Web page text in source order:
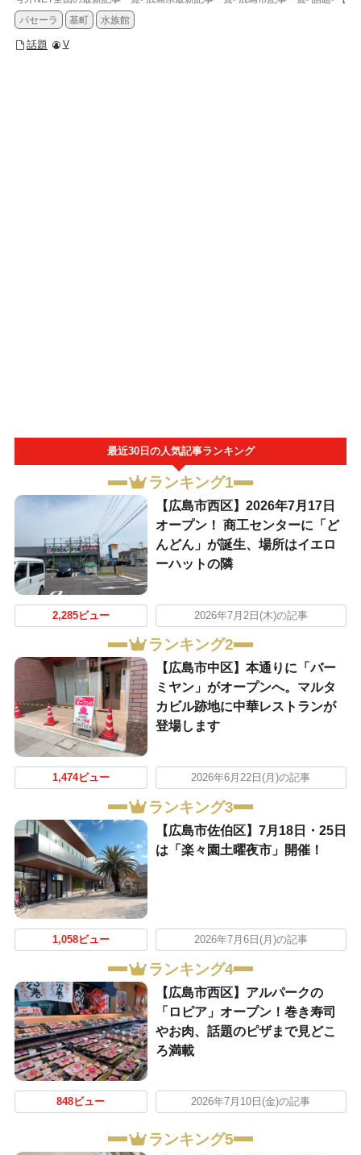
パセーラ
基町 水族館
話題 V
最近30日の人気記事ランキング
ランキング1
【広島市西区】2026年7月17日
オープン！ 商工センターに「ど
んどん」が誕生、場所はイエロ
ーハットの隣
2,285ビュー 2026年7月2日(木)の記事
ランキング2
【広島市中区】本通りに「バー
ミヤン」がオープンへ。マルタ
カビル跡地に中華レストランが
登場します
1,474ビュー 2026年6月22日(月)の記事
ランキング3
【広島市佐伯区】7月18日・25日
は「楽々園土曜夜市」開催！
1,058ビュー 2026年7月6日(月)の記事
ランキング4
【広島市西区】アルパークの
「ロピア」オープン！巻き寿司
やお肉、話題のピザまで見どこ
ろ満載
848ビュー 2026年7月10日(金)の記事
ランキング5